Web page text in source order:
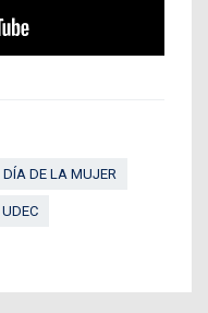
DÍA DE LA MUJER
UDEC